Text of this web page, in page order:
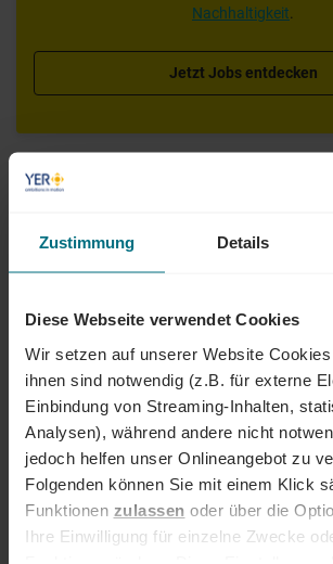
Zustimmung Details
Diese Webseite verwendet Cookies
Wir setzen auf unserer Website
ihnen sind notwendig (z.B. für externe
Einbindung von Streaming-Inhalten,
Analysen), während andere nicht
jedoch helfen unser Onlineangebot zu
Folgenden können Sie mit einem Klick
Funktionen zulassen oder über die
Ihre Einwilligung für einzelne Zwecke
Nachhaltigkeit
Jetzt Jobs entdecken
WIE WERDE ICH